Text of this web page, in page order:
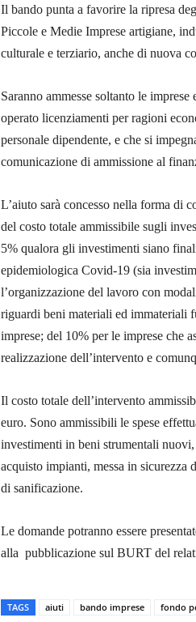
Il bando punta a favorire la ripresa
Piccole e Medie Imprese artigiane,
culturale e terziario, anche di nuova
Saranno ammesse soltanto le
operato licenziamenti per ragioni
personale dipendente, e che si
comunicazione di ammissione al
L’aiuto sarà concesso nella forma di
del costo totale ammissibile sugli
5% qualora gli investimenti siano
epidemiologica Covid-19 (sia
l’organizzazione del lavoro con
riguardi beni materiali ed immateriali
imprese; del 10% per le imprese che
realizzazione dell’intervento e
Il costo totale dell’intervento
euro. Sono ammissibili le spese
investimenti in beni strumentali
acquisto impianti, messa in sicurezza
di sanificazione.
Le domande potranno essere
alla pubblicazione sul BURT del
TAGS aiuti bando imprese fondo